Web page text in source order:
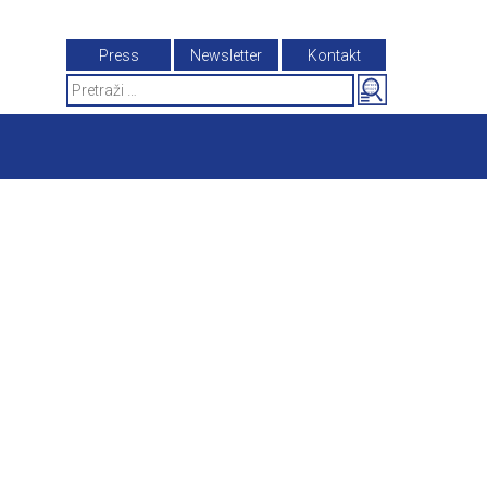
Press Newsletter
Kontakt
Search
for: